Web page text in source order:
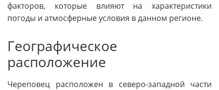
факторов, которые влияют на характеристики
погоды и атмосферные условия в данном регионе.
Географическое
расположение
Череповец расположен в северо-западной части